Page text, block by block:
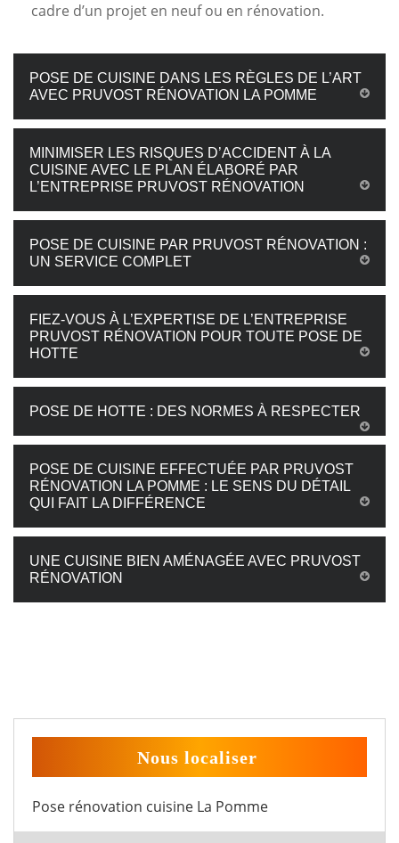
cadre d’un projet en neuf ou en rénovation.
POSE DE CUISINE DANS LES RÈGLES DE L’ART
AVEC PRUVOST RÉNOVATION LA POMME
MINIMISER LES RISQUES D’ACCIDENT À LA
CUISINE AVEC LE PLAN ÉLABORÉ PAR
L’ENTREPRISE PRUVOST RÉNOVATION
POSE DE CUISINE PAR PRUVOST RÉNOVATION :
UN SERVICE COMPLET
FIEZ-VOUS À L’EXPERTISE DE L’ENTREPRISE
PRUVOST RÉNOVATION POUR TOUTE POSE DE
HOTTE
POSE DE HOTTE : DES NORMES À RESPECTER
POSE DE CUISINE EFFECTUÉE PAR PRUVOST
RÉNOVATION LA POMME : LE SENS DU DÉTAIL
QUI FAIT LA DIFFÉRENCE
UNE CUISINE BIEN AMÉNAGÉE AVEC PRUVOST
RÉNOVATION
Nous localiser
Pose rénovation cuisine La Pomme